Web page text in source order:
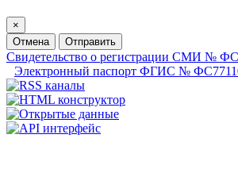
×
Отмена
Отправить
Свидетельство о регистрации СМИ №
Электронный паспорт ФГИС №